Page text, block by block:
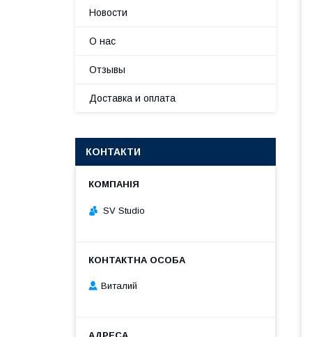
Новости
О нас
Отзывы
Доставка и оплата
КОНТАКТИ
SV Studio
Виталий